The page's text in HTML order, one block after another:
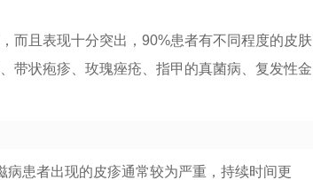
而且表现十分突出，90%患者有不同程度的皮肤
带状疱疹、玫瑰痤疮、指甲的真菌病、复发性金
患者出现的皮疹通常较为严重，持续时间更